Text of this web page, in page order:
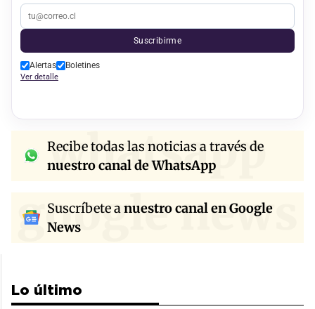
Suscribirme
Alertas Boletines
Ver detalle
whatsapp
Recibe todas las noticias a través de
nuestro canal de WhatsApp
google news
Suscríbete anuestro canal en Google
News
Lo último